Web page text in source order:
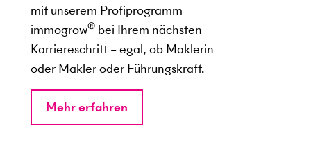
mit unserem Profiprogramm
immogrow® bei Ihrem nächsten
Karriereschritt – egal, ob Maklerin
oder Makler oder Führungskraft.
Mehr erfahren